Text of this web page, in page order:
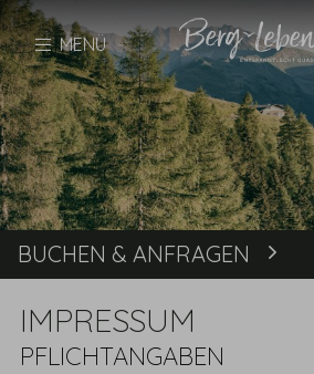
MENÜ
BUCHEN & ANFRAGEN
IMPRESSUM
PFLICHTANGABEN